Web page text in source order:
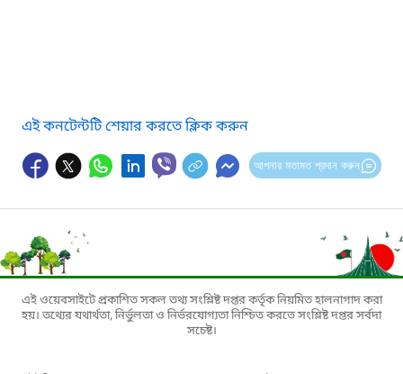
এই কনটেন্টটি শেয়ার করতে ক্লিক করুন
আপনার মতামত প্রদান করুন
এই ওয়েবসাইটে প্রকাশিত সকল তথ্য সংশ্লিষ্ট দপ্তর কর্তৃক নিয়মিত হালনাগাদ করা
হয়। তথ্যের যথার্থতা, নির্ভুলতা ও নির্ভরযোগ্যতা নিশ্চিত করতে সংশ্লিষ্ট দপ্তর সর্বদা
সচেষ্ট।